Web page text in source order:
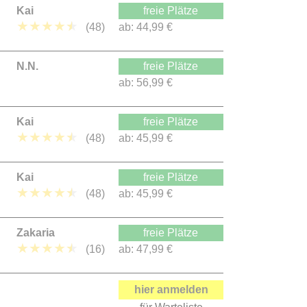
Kai
★★★★★ (48)
freie Plätze
ab: 44,99 €
N.N.
freie Plätze
ab: 56,99 €
Kai
★★★★★ (48)
freie Plätze
ab: 45,99 €
Kai
★★★★★ (48)
freie Plätze
ab: 45,99 €
Zakaria
★★★★★ (16)
freie Plätze
ab: 47,99 €
hier anmelden